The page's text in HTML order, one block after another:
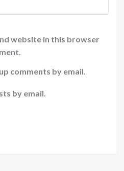
website in this browser
comments by email.
by email.